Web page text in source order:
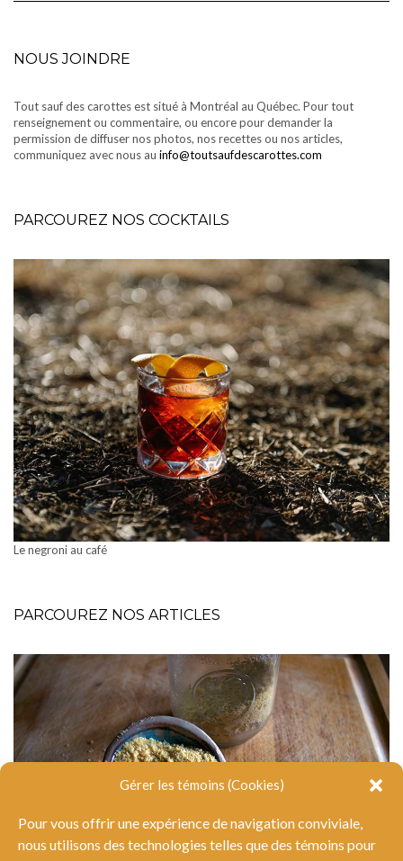
Gérer les témoins (Cookies)
Pour vous offrir une expérience de navigation conviviale,
nous utilisons des technologies telles que des témoins pour
NOUS JOINDRE
Tout sauf des carottes est situé à Montréal au Québec. Pour tout
renseignement ou commentaire, ou encore pour demander la
permission de diffuser nos photos, nos recettes ou nos articles,
communiquez avec nous au info@toutsaufdescarottes.com
PARCOUREZ NOS COCKTAILS
Le negroni au café
PARCOUREZ NOS ARTICLES